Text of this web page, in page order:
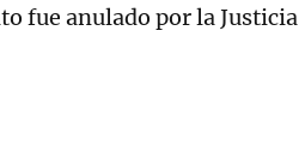
fue anulado por la Justicia